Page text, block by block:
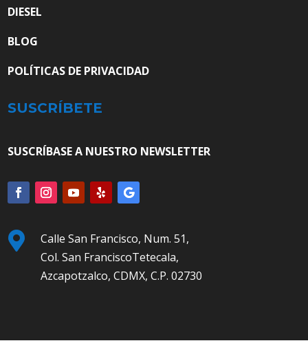
DIESEL
BLOG
POLÍTICAS DE PRIVACIDAD
SUSCRÍBETE
SUSCRÍBASE A NUESTRO NEWSLETTER

Calle San Francisco, Num. 51,
Col. San FranciscoTetecala,
Azcapotzalco, CDMX, C.P. 02730